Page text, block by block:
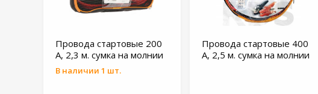
Провода стартовые 200
А, 2,3 м. сумка на молнии
В наличии 1 шт.
Провода стартовые 400
А, 2,5 м. сумка на молнии